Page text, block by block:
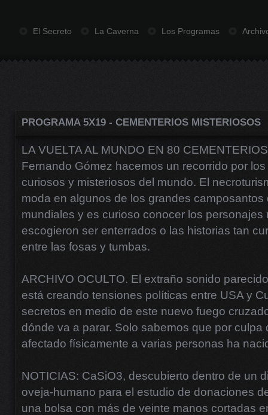
El Secreto La Caverna Los Programas
PROGRAMA 5X19 - CEMENTERIOS MISTERIOSOS
LA VUELTA AL MUNDO EN 80
Fernando Gómez hacemos un recorrido por
curiosos y misteriosos del mundo. El
moda en algunos de los grandes camposantos
mundiales y es curioso conocer los
escogieron ser enterrados o las historias tan
entre las fosas y tumbas.
ARCHIVO OCULTO. El extraño sonido
está creando tensiones políticas entre USA y
secretos en medio de este nuevo fuego
dónde va a parar. Solo sabemos que por culpa
afectado físicamente a varias personas ha
NOTICIAS: CaSiO3, descubierto dentro de un
oveja-humano para el estudio de donaciones
una bolsa con más de veinte manos cortadas